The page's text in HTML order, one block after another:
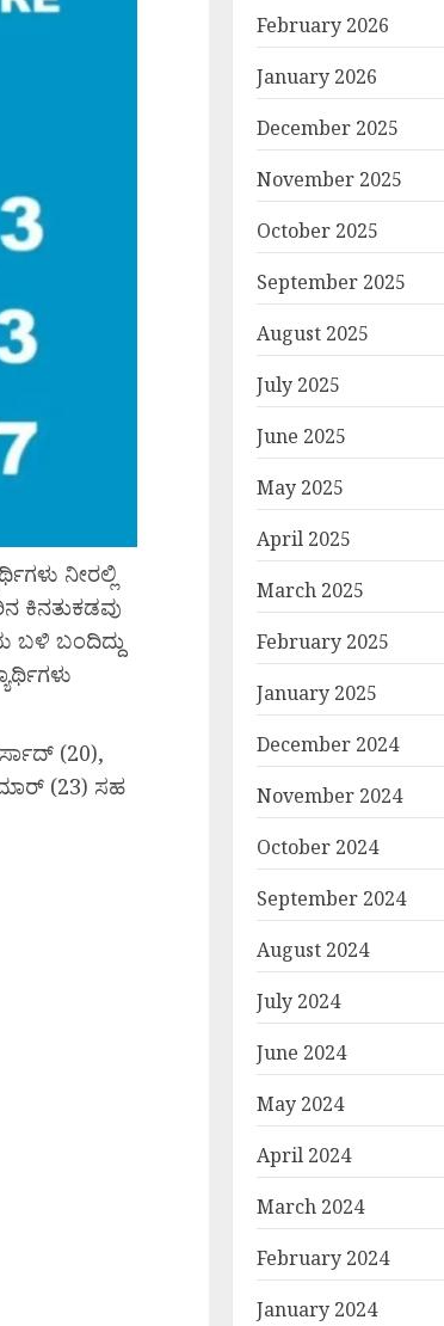
ನೀರಲ್ಲಿ
ಕಿನತುಕಡವು
ಬಳಿ ಬಂದಿದ್ದು
(20),
(23) ಸಹ
February 2026
January 2026
December 2025
November 2025
October 2025
September 2025
August 2025
July 2025
June 2025
May 2025
April 2025
March 2025
February 2025
January 2025
December 2024
November 2024
October 2024
September 2024
August 2024
July 2024
June 2024
May 2024
April 2024
March 2024
February 2024
January 2024